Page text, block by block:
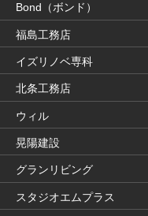
Bond（ボンド）
福島工務店
イズリノベ専科
北条工務店
ウィル
晃陽建設
グランリビング
スタジオエムプラス